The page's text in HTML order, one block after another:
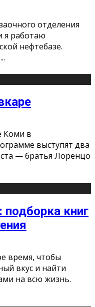
отделения
я работаю
нефтебазе.
...
Коми в
выступят два
— братья Лоренцо
книг
время, чтобы
вкус и найти
на всю жизнь.